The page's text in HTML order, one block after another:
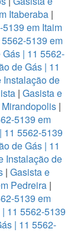
Itaberaba |
em Itaim
5139 em
| 11 5562-
de Gás | 11
Instalação de
| Gasista e
|
5139 em
11 5562-5139
de Gás | 11
Instalação de
| Gasista e
Pedreira |
5139 em
11 5562-5139
| 11 5562-